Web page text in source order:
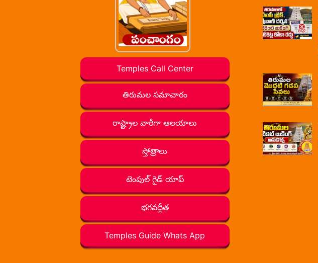
Temples Call Center
తిరుమల సమాచారం
రాష్ట్రాల వారీగా ఆలయాలు
స్తోత్రాలు
టెంపుల్ గైడ్ యాప్
భగవద్గీత
Temples Guide Whats App